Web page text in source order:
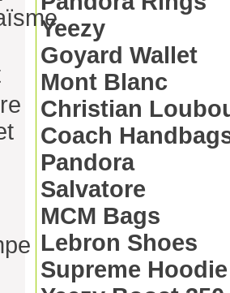
Yeezy
Goyard Wallet
Mont Blanc
Christian
Coach
Pandora
Salvatore
MCM Bags
Lebron Shoes
Supreme Hoodie